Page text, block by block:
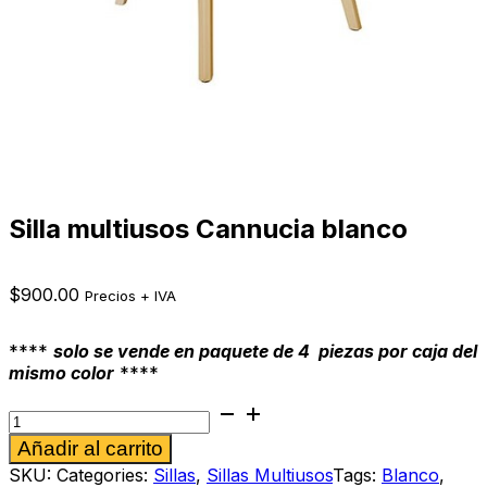
Silla multiusos Cannucia blanco
$900.00 Precios + IVA
**** solo se vende en paquete de 4 piezas por caja del
mismo color ****
Silla
multiusos
Cannucia
blanco
Añadir al carrito
SKU: Categories: Sillas, Sillas MultiusosTags: Blanco,